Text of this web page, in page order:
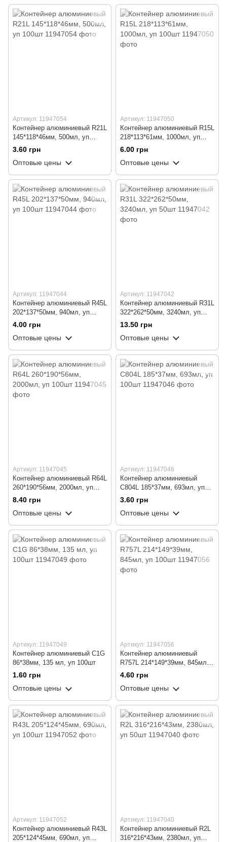
Артикул: 11947054
Контейнер алюминиевый R21L
145*118*46мм, 500мл, уп
100шт
3.60 грн
Оптовые цены
Артикул: 11947050
Контейнер алюминиевый R15L
218*113*61мм, 1000мл, уп
100шт
6.00 грн
Оптовые цены
Артикул: 11947044
Контейнер алюминиевый R45L
202*137*50мм, 940мл, уп
100шт
4.00 грн
Оптовые цены
Артикул: 11947042
Контейнер алюминиевый R31L
322*262*50мм, 3240мл, уп
50шт
13.50 грн
Оптовые цены
Артикул: 11947045
Контейнер алюминиевый R64L
260*190*56мм, 2000мл, уп
100шт
8.40 грн
Оптовые цены
Артикул: 11947046
Контейнер алюминиевый
C804L 185*37мм, 693мл, уп
100шт
3.60 грн
Оптовые цены
Артикул: 11947049
Контейнер алюминиевый C1G
86*38мм, 135 мл, уп 100шт
1.60 грн
Оптовые цены
Артикул: 11947056
Контейнер алюминиевый
R757L 214*149*39мм, 845мл,
уп 100шт
4.60 грн
Оптовые цены
Артикул: 11947052
Контейнер алюминиевый R43L
205*124*45мм, 690мл, уп
Артикул: 11947040
Контейнер алюминиевый R2L
316*216*43мм, 2380мл, уп